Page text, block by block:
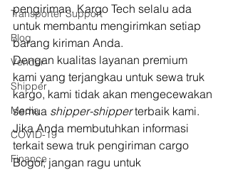
Transporter Support
Blog
Vendor
Shipper
Media
COVID-19
Finance
pengiriman. Kargo Tech selalu ada
untuk membantu mengirimkan setiap
barang kiriman Anda.
Dengan kualitas layanan premium
kami yang terjangkau untuk sewa truk
kargo, kami tidak akan mengecewakan
semua shipper-shipper terbaik kami.
Jika Anda membutuhkan informasi
terkait sewa truk pengiriman cargo
Bogor, jangan ragu untuk